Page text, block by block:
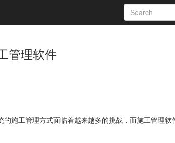
管理软件
施工管理方式面临着越来越多的挑战，而施工管理软